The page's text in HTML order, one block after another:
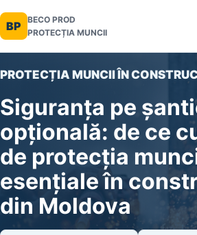
BP
BECO PROD
PROTECȚIA MUNCII
PROTECȚIA MUNCII ÎN
Siguranța pe
opțională: de ce
de protecția
esențiale în
din Moldova